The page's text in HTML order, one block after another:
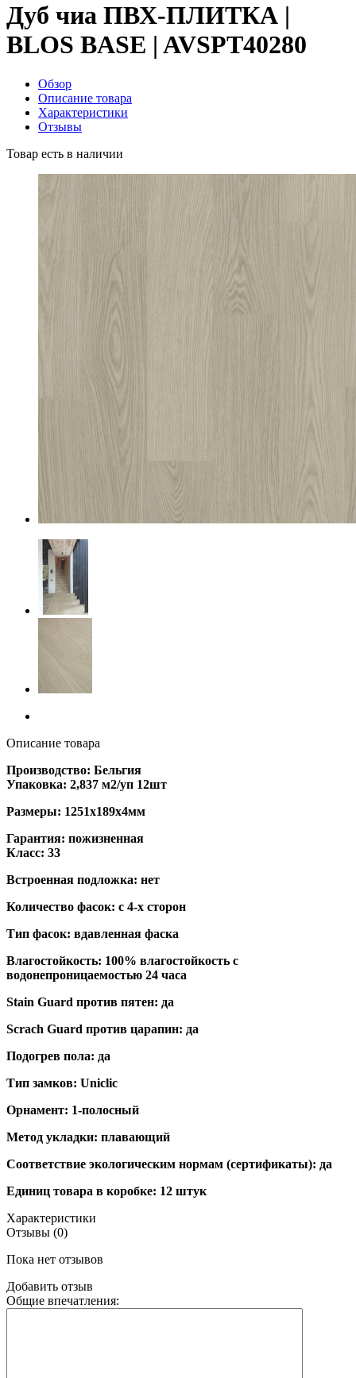
Дуб чиа ПВХ-ПЛИТКА |
BLOS BASE | AVSPT40280
Обзор
Описание товара
Характеристики
Отзывы
Товар есть в наличии
Описание товара
Производство: Бельгия
Упаковка: 2,837 м2/уп 12шт
Размеры: 1251х189х4мм
Гарантия: пожизненная
Класс: 33
Встроенная подложка: нет
Количество фасок: с 4-х сторон
Тип фасок: вдавленная фаска
Влагостойкость: 100% влагостойкость с
водонепроницаемостью 24 часа
Stain Guard против пятен: да
Scrach Guard против царапин: да
Подогрев пола: да
Тип замков: Uniclic
Орнамент: 1-полосный
Метод укладки: плавающий
Соответствие экологическим нормам (сертификаты): да
Единиц товара в коробке: 12 штук
Характеристики
Отзывы (0)
Пока нет отзывов
Добавить отзыв
Общие впечатления: